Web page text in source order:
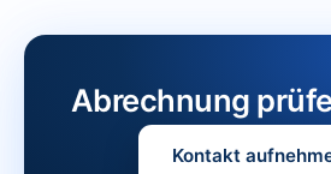
Abrechnung
Kontakt